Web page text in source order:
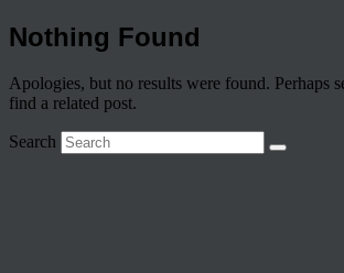
Nothing Found
Apologies, but no results were found. Perhaps
find a related post.
Search